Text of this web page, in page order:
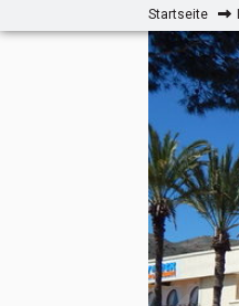
Startseite